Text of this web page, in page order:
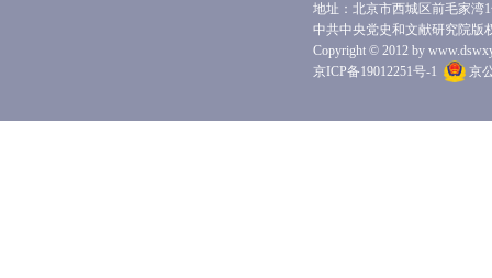
地址：北京市西城区前毛家湾
中共中央党史和文献研究院版
Copyright © 2012 by
京ICP备19012251号-1
京